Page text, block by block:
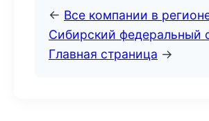
← Все компании в
Сибирский федеральный
Главная страница →